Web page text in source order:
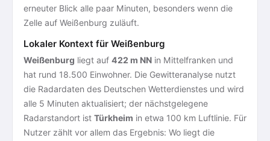
erneuter Blick alle paar Minuten, besonders wenn die
Zelle auf Weißenburg zuläuft.
Lokaler Kontext für Weißenburg
Weißenburg liegt auf 422 m NN in Mittelfranken und
hat rund 18.500 Einwohner. Die Gewitteranalyse nutzt
die Radardaten des Deutschen Wetterdienstes und wird
alle 5 Minuten aktualisiert; der nächstgelegene
Radarstandort ist Türkheim in etwa 100 km Luftlinie. Für
Nutzer zählt vor allem das Ergebnis: Wo liegt die